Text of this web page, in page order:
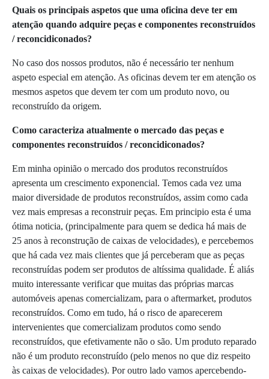
Quais os principais aspetos que uma oficina deve ter em
atenção quando adquire peças e componentes reconstruídos
/ reconcidiconados?
No caso dos nossos produtos, não é necessário ter nenhum
aspeto especial em atenção. As oficinas devem ter em atenção os
mesmos aspetos que devem ter com um produto novo, ou
reconstruído da origem.
Como caracteriza atualmente o mercado das peças e
componentes reconstruídos / reconcidiconados?
Em minha opinião o mercado dos produtos reconstruídos
apresenta um crescimento exponencial. Temos cada vez uma
maior diversidade de produtos reconstruídos, assim como cada
vez mais empresas a reconstruir peças. Em principio esta é uma
ótima noticia, (principalmente para quem se dedica há mais de
25 anos à reconstrução de caixas de velocidades), e percebemos
que há cada vez mais clientes que já perceberam que as peças
reconstruídas podem ser produtos de altíssima qualidade. É aliás
muito interessante verificar que muitas das próprias marcas
automóveis apenas comercializam, para o aftermarket, produtos
reconstruídos. Como em tudo, há o risco de aparecerem
intervenientes que comercializam produtos como sendo
reconstruídos, que efetivamente não o são. Um produto reparado
não é um produto reconstruído (pelo menos no que diz respeito
às caixas de velocidades). Por outro lado vamos apercebendo-